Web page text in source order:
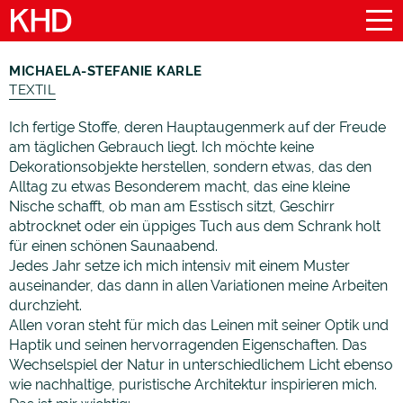
MICHAELA-STEFANIE KARLE
TEXTIL
Ich fertige Stoffe, deren Hauptaugenmerk auf der Freude
am täglichen Gebrauch liegt. Ich möchte keine
Dekorationsobjekte herstellen, sondern etwas, das den
Alltag zu etwas Besonderem macht, das eine kleine
Nische schafft, ob man am Esstisch sitzt, Geschirr
abtrocknet oder ein üppiges Tuch aus dem Schrank holt
für einen schönen Saunaabend.
Jedes Jahr setze ich mich intensiv mit einem Muster
auseinander, das dann in allen Variationen meine Arbeiten
durchzieht.
Allen voran steht für mich das Leinen mit seiner Optik und
Haptik und seinen hervorragenden Eigenschaften. Das
Wechselspiel der Natur in unterschiedlichem Licht ebenso
wie nachhaltige, puristische Architektur inspirieren mich.